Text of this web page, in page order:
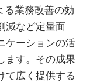
る業務改善の効
減など定量面
ケーションの活
ます。その成果
て広く提供する